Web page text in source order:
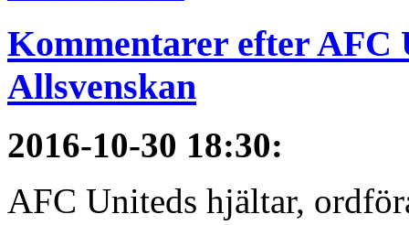
Kommentarer efter AFC
Allsvenskan
2016-10-30 18:30:
AFC Uniteds hjältar,